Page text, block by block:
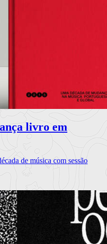
livro em
de música com sessão